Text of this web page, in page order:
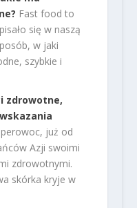
Fast food to
się w naszą
w jaki
szybkie i
zdrowotne,
już od
Azji swoimi
zdrowotnymi.
skórka kryje w